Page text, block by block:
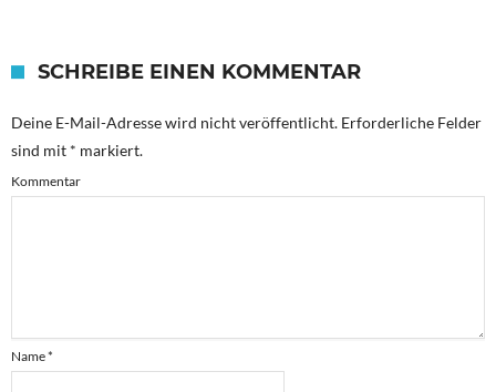
SCHREIBE EINEN KOMMENTAR
Deine E-Mail-Adresse wird nicht veröffentlicht. Erforderliche Felder
sind mit * markiert.
Kommentar
Name*